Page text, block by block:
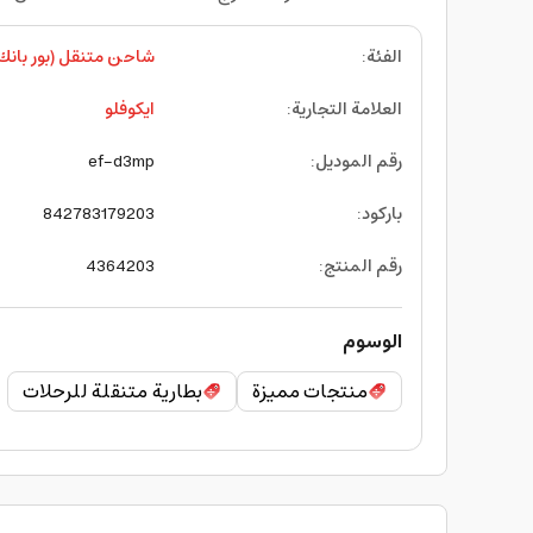
الفئة:
شاحن متنقل (بور
العلامة التجارية:
ايكوفلو
رقم الموديل:
ef-d3mp
باركود:
842783179203
رقم المنتج:
4364203
الوسوم
منتجات مميزة
بطارية متنقلة للرحلات